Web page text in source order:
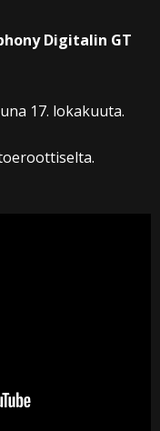
Digitalin GT
17. lokakuuta.